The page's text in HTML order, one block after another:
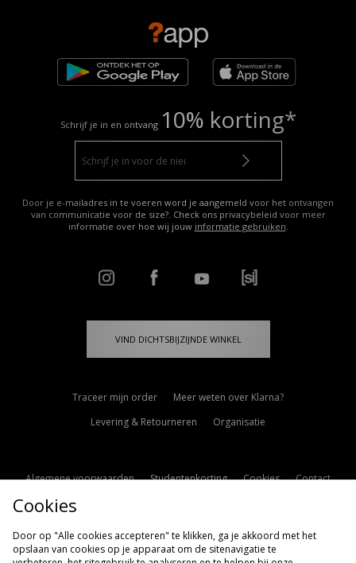
Schrijf je in en ontvang 10% korting*
Door je e-mailadres in te voeren word je aangemeld voor het ontvangen
van communicatie voor de size?. Check ons privacybeleid voor meer
informatie over hoe wij jouw informatie gebruiken.
VIND DICHTSBIJZIJNDE WINKEL
Traceer mijn order
Meer weten over Klarna?
Levering & Retourneren
Organisatie
Algemene voorwaarden Studentenkorting Cookies
Contact
Cookie Instellingen
Cookies
Door op "Alle cookies accepteren" te klikken, ga je akkoord met het
opslaan van cookies op je apparaat om de sitenavigatie te